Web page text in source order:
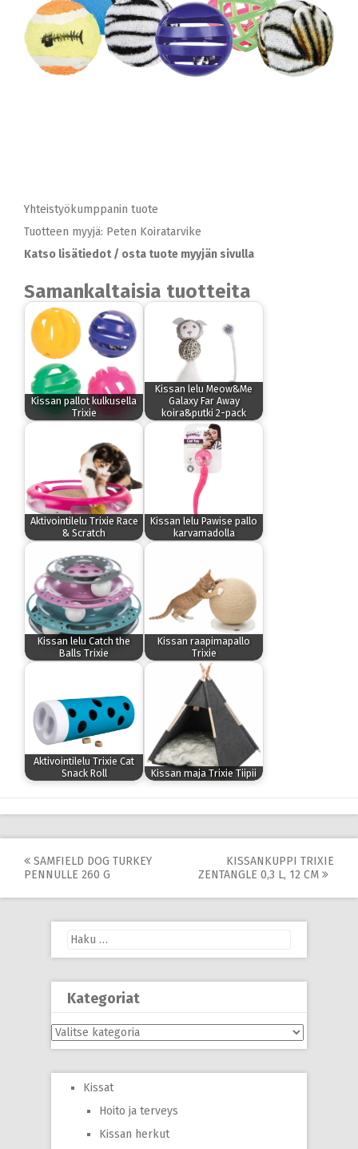
Yhteistyökumppanin tuote
Tuotteen myyjä: Peten Koiratarvike
Katso lisätiedot / osta tuote myyjän sivulla
Samankaltaisia tuotteita
Kissan pallot kulkusella
Trixie
Kissan lelu Meow&Me
Galaxy Far Away
koira&putki 2-pack
Aktivointilelu Trixie Race
& Scratch
Kissan lelu Pawise pallo
karvamadolla
Kissan lelu Catch the
Balls Trixie
Kissan raapimapallo
Trixie
Aktivointilelu Trixie Cat
Snack Roll
Kissan maja Trixie Tiipii
Post
SAMFIELD DOG TURKEY
PENNULLE 260 G
KISSANKUPPI TRIXIE
ZENTANGLE 0,3 L, 12 CM
Haku:
Kategoriat
Kategoriat
Kissat
Hoito ja terveys
Kissan herkut